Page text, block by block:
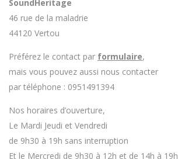
SoundHeritage
46 rue de la maladrie
44120 Vertou
Préférez le contact par formulaire,
mais vous pouvez aussi nous contacter
par téléphone : 0951491394
Nos horaires d’ouverture,
Le Mardi Jeudi et Vendredi
de 9h30 à 19h sans interruption
Et le Mercredi de 9h30 à 12h et de 14h à 19h